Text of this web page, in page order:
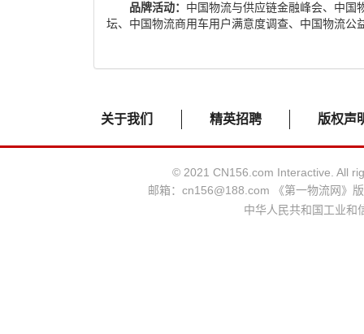
品牌活动： 中国物流与供应链金融峰会、中国
坛、中国物流商用车用户满意度调查、中国物流公
关于我们 精英招聘 版权声
© 2021 CN156.com Interactive. All
邮箱： cn156@188.com 《第一物流网》
中华人民共和国工业和